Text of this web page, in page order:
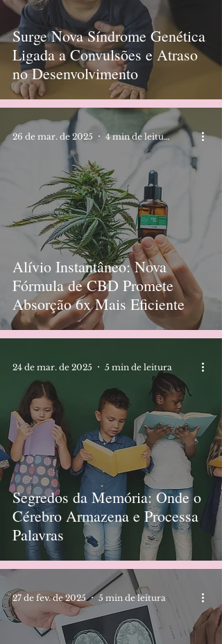
Surge Nova Síndrome Genética
Ligada a Convulsões e Atraso
no Desenvolvimento
Alívio Instantâneo: Nova
Fórmula de CBD Promete
Absorção 6x Mais Eficiente
26 de mar. de 2025 4 min de leitura
Segredos da Memória: Onde o
Cérebro Armazena e Processa
Palavras
24 de mar. de 2025 5 min de leitura
27 de fev. de 2025 5 min de leitura